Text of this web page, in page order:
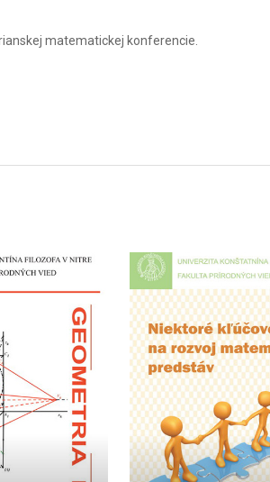
matematickej konferencie.